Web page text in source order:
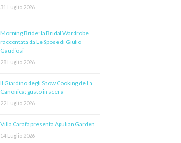
31 Luglio 2026
Morning Bride: la Bridal Wardrobe
raccontata da Le Spose di Giulio
Gaudiosi
28 Luglio 2026
Il Giardino degli Show Cooking de La
Canonica: gusto in scena
22 Luglio 2026
Villa Carafa presenta Apulian Garden
14 Luglio 2026